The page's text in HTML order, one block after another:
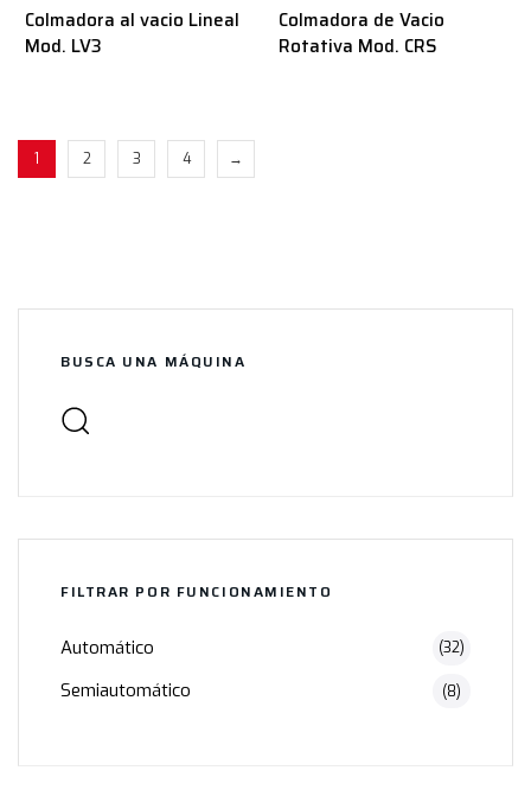
Colmadora al vacio Lineal
Mod. LV3
Colmadora de Vacio
Rotativa Mod. CRS
1 2 3 4 →
BUSCA UNA MÁQUINA
FILTRAR POR FUNCIONAMIENTO
Automático (32)
Semiautomático (8)